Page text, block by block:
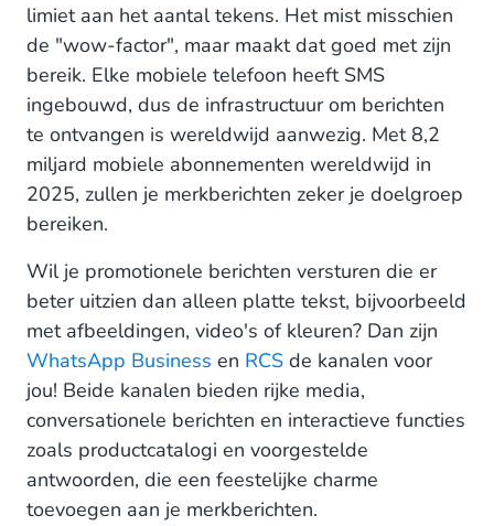
limiet aan het aantal tekens. Het mist misschien
de "wow-factor", maar maakt dat goed met zijn
bereik. Elke mobiele telefoon heeft SMS
ingebouwd, dus de infrastructuur om berichten
te ontvangen is wereldwijd aanwezig. Met 8,2
miljard mobiele abonnementen wereldwijd in
2025, zullen je merkberichten zeker je doelgroep
bereiken.
Wil je promotionele berichten versturen die er
beter uitzien dan alleen platte tekst, bijvoorbeeld
met afbeeldingen, video's of kleuren? Dan zijn
WhatsApp Business en RCS de kanalen voor
jou! Beide kanalen bieden rijke media,
conversationele berichten en interactieve functies
zoals productcatalogi en voorgestelde
antwoorden, die een feestelijke charme
toevoegen aan je merkberichten.